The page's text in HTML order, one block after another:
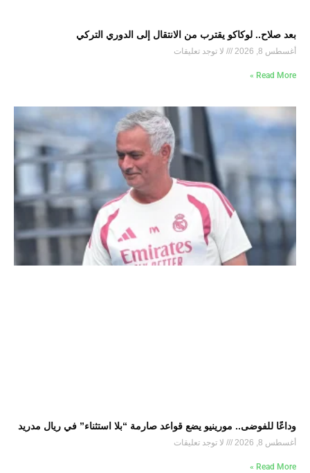
بعد صلاح.. لوكاكو يقترب من الانتقال إلى الدوري التركي
أغسطس 8, 2026 لا توجد تعليقات
Read More »
وداعًا للفوضى.. مورينيو يضع قواعد صارمة “بلا استثناء” في ريال مدريد
أغسطس 8, 2026 لا توجد تعليقات
Read More »